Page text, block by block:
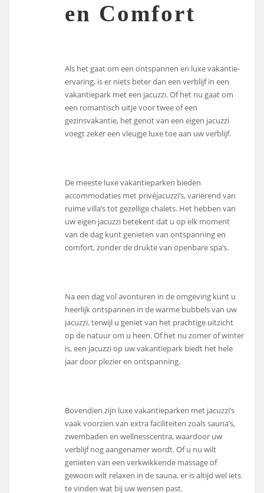
en Comfort
Als het gaat om een ontspannen en luxe vakantie-
ervaring, is er niets beter dan een verblijf in een
vakantiepark met een jacuzzi. Of het nu gaat om
een romantisch uitje voor twee of een
gezinsvakantie, het genot van een eigen jacuzzi
voegt zeker een vleugje luxe toe aan uw verblijf.
De meeste luxe vakantieparken bieden
accommodaties met privéjacuzzi’s, variërend van
ruime villa’s tot gezellige chalets. Het hebben van
uw eigen jacuzzi betekent dat u op elk moment
van de dag kunt genieten van ontspanning en
comfort, zonder de drukte van openbare spa’s.
Na een dag vol avonturen in de omgeving kunt u
heerlijk ontspannen in de warme bubbels van uw
jacuzzi, terwijl u geniet van het prachtige uitzicht
op de natuur om u heen. Of het nu zomer of winter
is, een jacuzzi op uw vakantiepark biedt het hele
jaar door plezier en ontspanning.
Bovendien zijn luxe vakantieparken met jacuzzi’s
vaak voorzien van extra faciliteiten zoals sauna’s,
zwembaden en wellnesscentra, waardoor uw
verblijf nog aangenamer wordt. Of u nu wilt
genieten van een verkwikkende massage of
gewoon wilt relaxen in de sauna, er is altijd wel iets
te vinden wat bij uw wensen past.